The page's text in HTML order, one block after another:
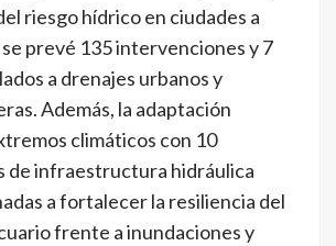
riesgo hídrico en ciudades a
prevé 135 intervenciones y 7
a drenajes urbanos y
Además, la adaptación
climáticos con 10
de infraestructura hidráulica
a fortalecer la resiliencia del
frente a inundaciones y